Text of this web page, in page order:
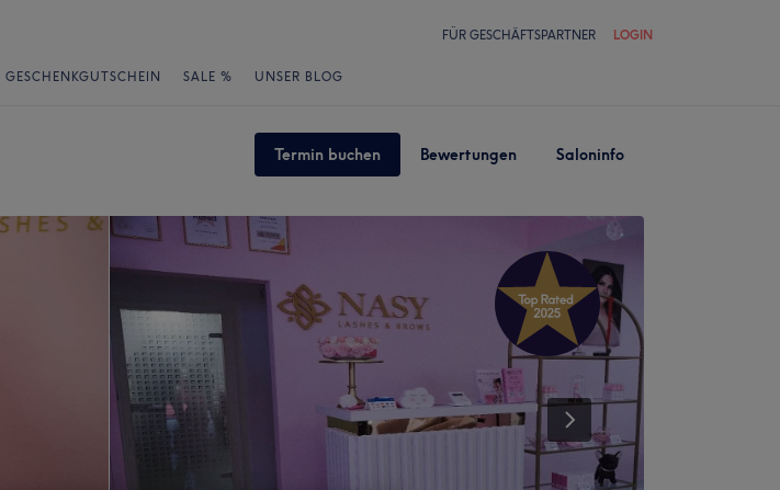
FÜR GESCHÄFTSPARTNER LOGIN
GESCHENKGUTSCHEIN SALE % UNSER BLOG
Termin buchen Bewertungen Saloninfo